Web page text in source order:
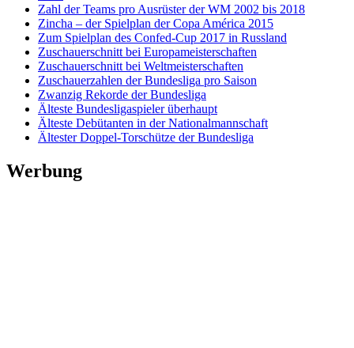
Zahl der Teams pro Ausrüster der WM 2002 bis 2018
Zincha – der Spielplan der Copa América 2015
Zum Spielplan des Confed-Cup 2017 in Russland
Zuschauerschnitt bei Europameisterschaften
Zuschauerschnitt bei Weltmeisterschaften
Zuschauerzahlen der Bundesliga pro Saison
Zwanzig Rekorde der Bundesliga
Älteste Bundesligaspieler überhaupt
Älteste Debütanten in der Nationalmannschaft
Ältester Doppel-Torschütze der Bundesliga
Werbung